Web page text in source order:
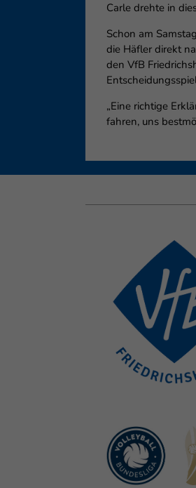
Carle drehte in
Schon am
die Häfler direkt
den VfB
„Eine richtige
fahren, uns